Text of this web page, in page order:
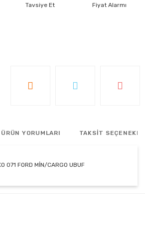
Tavsiye Et Fiyat Alarmı
ÜRÜN YORUMLARI TAKSİT
071 FORD MİN/CARGO UBUF